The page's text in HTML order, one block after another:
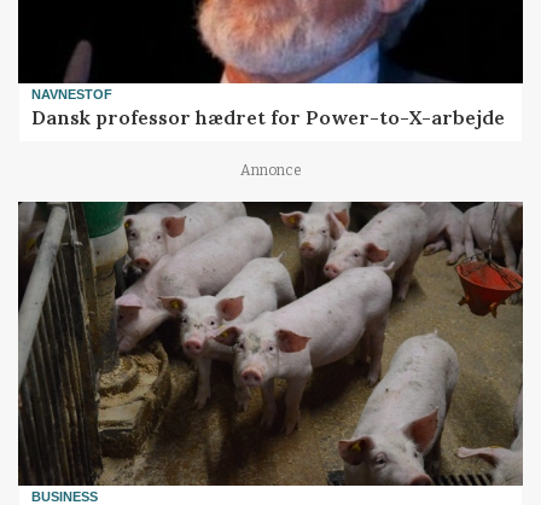
NAVNESTOF
Dansk professor hædret for Power-to-X-arbejde
Annonce
BUSINESS